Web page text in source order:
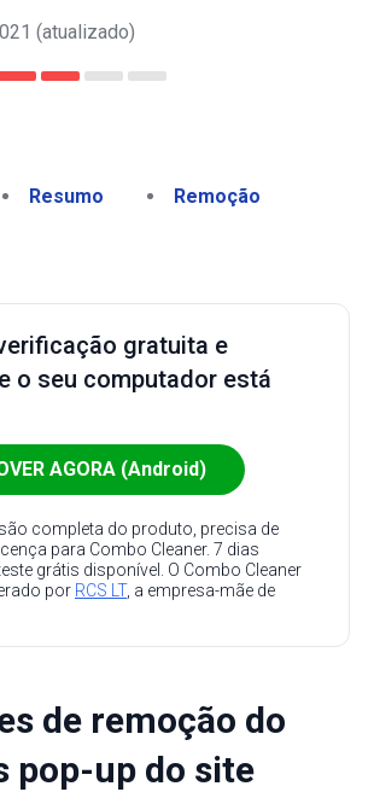
(atualizado)
Resumo
Remoção
gratuita e
o seu computador está
AGORA (Android)
completa do produto, precisa de
para Combo Cleaner. 7 dias
grátis disponível. O Combo Cleaner
por RCS LT, a empresa-mãe de
de remoção do
pop-up do site